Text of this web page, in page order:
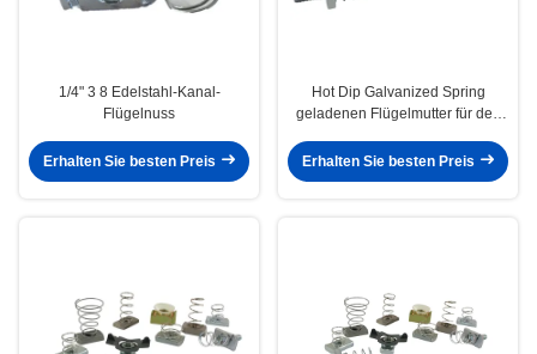
1/4" 3 8 Edelstahl-Kanal-
Flügelnuss
Erhalten Sie besten Preis
Hot Dip Galvanized Spring
geladenen Flügelmutter für den
Erhalten Sie besten Preis